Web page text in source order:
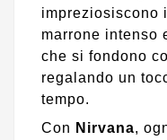
impreziosiscono
marrone intenso
che si fondono
regalando un
tempo.
Con Nirvana,